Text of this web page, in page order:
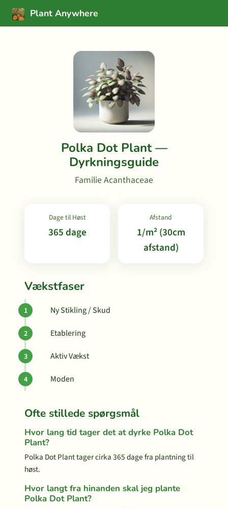
Plant Anywhere
Polka Dot Plant —
Dyrkningsguide
Familie Acanthaceae
Dage til Høst
365 dage
Afstand
1/m² (30cm
afstand)
Vækstfaser
Ny Stikling / Skud
Etablering
Aktiv Vækst
Moden
Ofte stillede spørgsmål
Hvor lang tid tager det at dyrke Polka Dot
Plant?
Polka Dot Plant tager cirka 365 dage fra plantning til
høst.
Hvor langt fra hinanden skal jeg plante
Polka Dot Plant?